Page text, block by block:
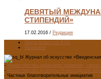
ДЕВЯТЫЙ
СТИПЕНДИЙ»
17.02.2016 / Редакция
Лента новостей RSS
Vkontakte
Журнал об искусстве
- Министерства цифрового развития,
- Министерство культуры Новгородской
- Частных благотворительных инициатив